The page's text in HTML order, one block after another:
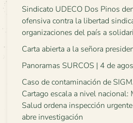
Sindicato UDECO Dos Pinos
ofensiva contra la libertad
organizaciones del país a
Carta abierta a la señora
Panoramas SURCOS | 4 de
Caso de contaminación de
Cartago escala a nivel nacional:
Salud ordena inspección
abre investigación